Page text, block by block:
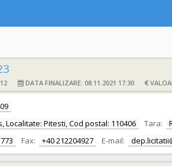
DATA FINALIZARE: 08.11.2021 17:30
Localitate: Pitesti, Cod postal: 110406 Tara:
Fax: +40 212204927 E-mail: